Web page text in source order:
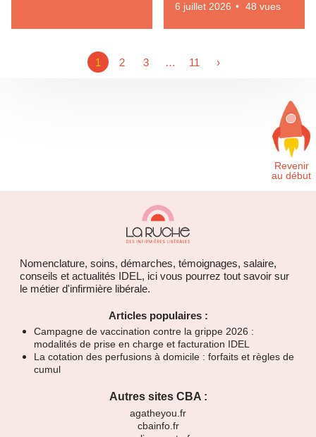
6 juillet 2026 48 vues
1 2 3 … 11 ›
Nomenclature, soins, démarches, témoignages, salaire,
conseils et actualités IDEL, ici vous pourrez tout savoir sur
le métier d'infirmière libérale.
Articles populaires :
Campagne de vaccination contre la grippe 2026 :
modalités de prise en charge et facturation IDEL
La cotation des perfusions à domicile : forfaits et règles de
cumul
Autres sites CBA :
agatheyou.fr
cbainfo.fr